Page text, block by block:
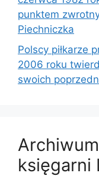
punktem
Piechniczka
Polscy piłkarze
2006 roku
swoich
księgarni